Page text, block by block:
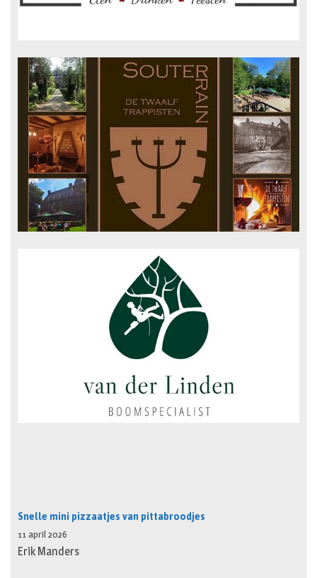
Snelle mini pizzaatjes van pittabroodjes
11 april 2026
Erik Manders